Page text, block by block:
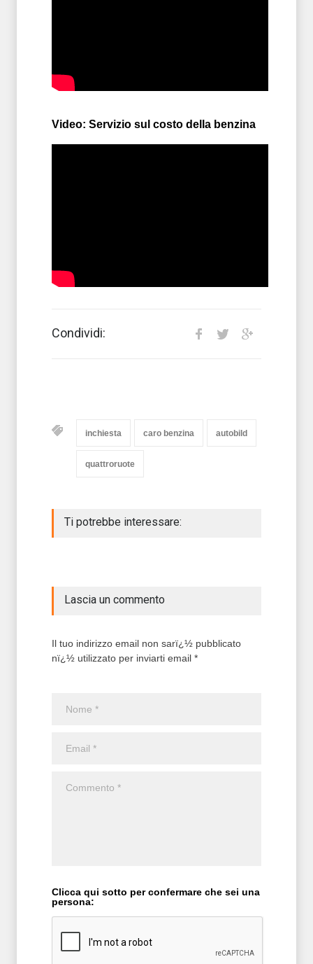
Video: Servizio sul costo della benzina
Condividi:
inchiesta caro benzina autobild
quattroruote
Ti potrebbe interessare:
Lascia un commento
Il tuo indirizzo email non sarï¿½ pubblicato
nï¿½ utilizzato per inviarti email *
Clicca qui sotto per confermare che sei una
persona: